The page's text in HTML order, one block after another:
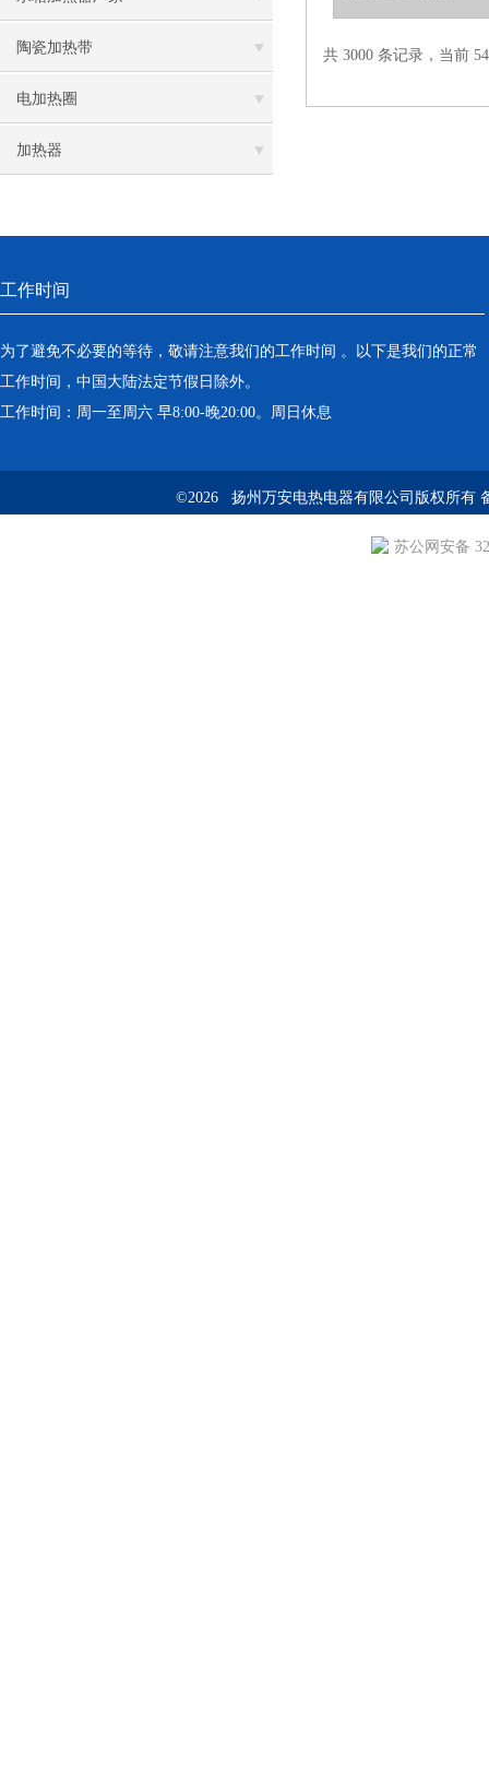
陶瓷加热带
电加热圈
加热器
共 3000 条记录，当前
工作时间
为了避免不必要的等待，敬请注意我们的工作时间 。以下是我们的正常
工作时间，中国大陆法定节假日除外。
工作时间：周一至周六 早8:00-晚20:00。周日休息
©2026 扬州万安电热电器有限公司版权所有
苏公网安备